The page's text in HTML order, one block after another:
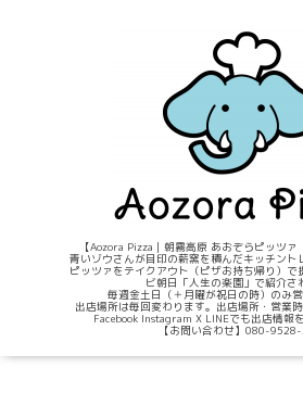
【Aozora Pizza｜朝霧高原 あおぞらピッツァ
青いゾウさんが目印の薪窯を積んだキッチント
ピッツァをテイクアウト（ピザお持ち帰り）
ビ朝日「人生の楽園」で紹介さ
毎週金土日（＋月曜が祝日の時）のみ営
出店場所は毎回変わります。出店場所・営業
Facebook Instagram X LINEでも出店情報
【お問い合わせ】080-